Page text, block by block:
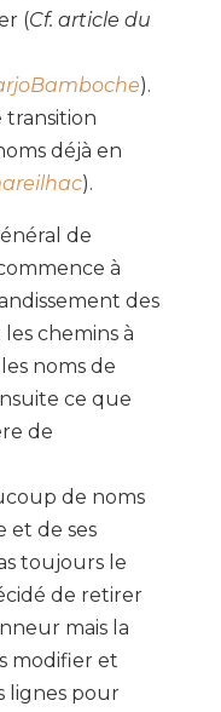
(Cf. article du
).
transition
déjà en
).
de
à
des
chemins à
noms de
ce que
de
de noms
et de ses
toujours le
de retirer
mais la
modifier et
lignes pour